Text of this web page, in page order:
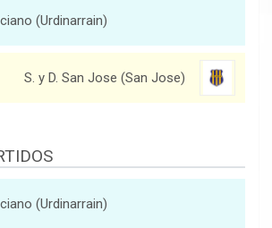
(Urdinarrain)
S. y D. San Jose (San Jose)
(Urdinarrain)